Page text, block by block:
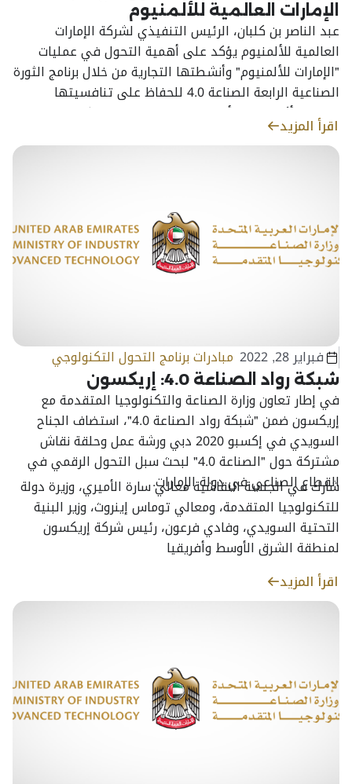
الإمارات العالمية للألمنيوم
عبد الناصر بن كلبان، الرئيس التنفيذي لشركة الإمارات
العالمية للألمنيوم يؤكد على أهمية التحول في عمليات
"الإمارات للألمنيوم" وأنشطتها التجارية من خلال برنامج الثورة
الصناعية الرابعة الصناعة 4.0 للحفاظ على تنافسيتها
بصفتها أكبر منتج للألمنيوم عالي الجودة عالميًا
اقرأ المزيد
فبراير 28, 2022 مبادرات برنامج التحول التكنولوجي
شبكة رواد الصناعة 4.0: إريكسون
في إطار تعاون وزارة الصناعة والتكنولوجيا المتقدمة مع
إريكسون ضمن "شبكة رواد الصناعة 4.0"، استضاف الجناح
السويدي في إكسبو 2020 دبي ورشة عمل وحلقة نقاش
مشتركة حول "الصناعة 4.0" لبحث سبل التحول الرقمي في
القطاع الصناعي في دولة الإمارات.
شارك في الجلسة النقاشية معالي سارة الأميري، وزيرة دولة
للتكنولوجيا المتقدمة، ومعالي توماس إينروث، وزير البنية
التحتية السويدي، وفادي فرعون، رئيس شركة إريكسون
لمنطقة الشرق الأوسط وأفريقيا
اقرأ المزيد